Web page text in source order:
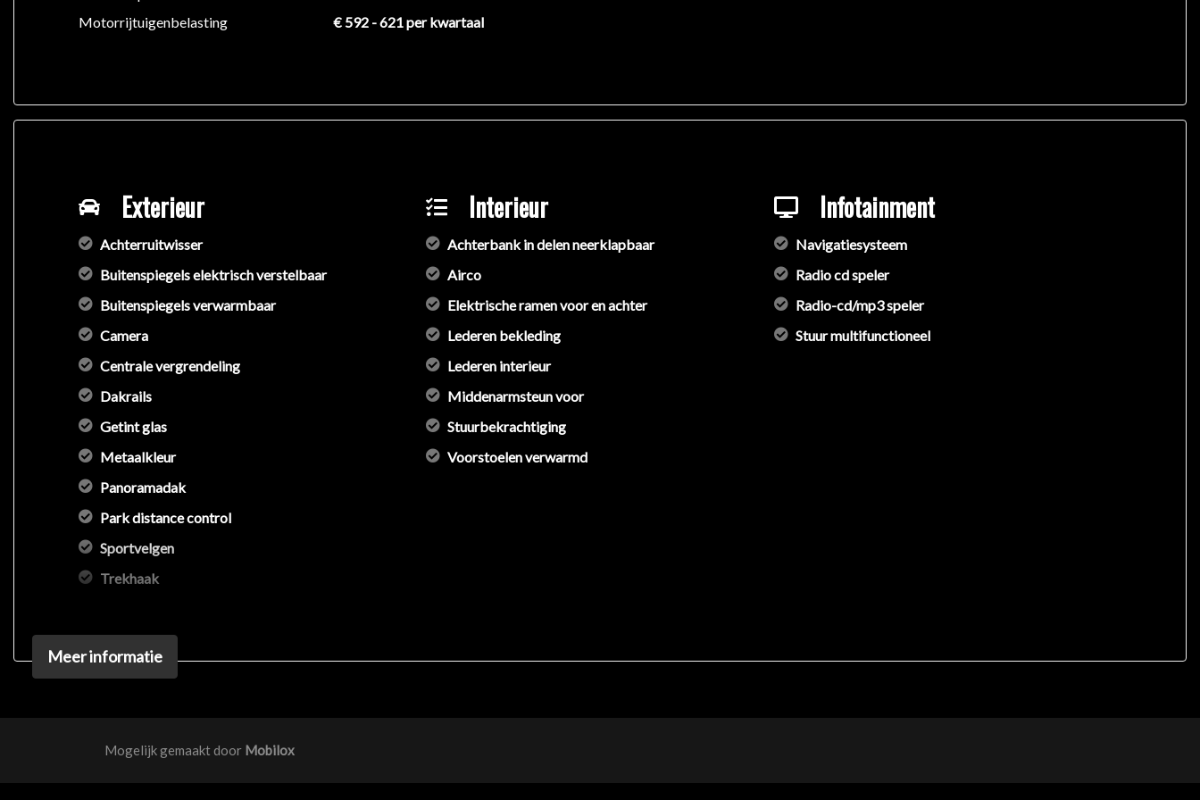
Motorrijtuigenbelasting
€ 592 - 621 per kwartaal
Exterieur
Achterruitwisser
Buitenspiegels elektrisch verstelbaar
Buitenspiegels verwarmbaar
Camera
Centrale vergrendeling
Dakrails
Getint glas
Metaalkleur
Panoramadak
Park distance control
Sportvelgen
Trekhaak
Interieur
Achterbank in delen neerklapbaar
Airco
Elektrische ramen voor en achter
Lederen bekleding
Lederen interieur
Middenarmsteun voor
Stuurbekrachtiging
Voorstoelen verwarmd
Infotainment
Navigatiesysteem
Radio cd speler
Radio-cd/mp3 speler
Stuur multifunctioneel
Meer informatie
Mogelijk gemaakt door Mobilox